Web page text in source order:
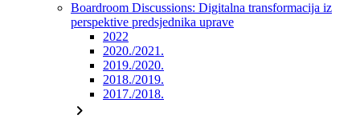
Boardroom Discussions: Digitalna transformacija iz
perspektive predsjednika uprave
2022
2020./2021.
2019./2020.
2018./2019.
2017./2018.
chevron_right